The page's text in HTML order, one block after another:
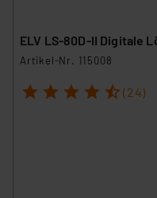
Link „Cookie
Analyse bis zum
führen, dass die
gespeichert werden
ELV LS-80D-II Digitale
Artikel-Nr. 115008
1 2 3 4 5 (24)